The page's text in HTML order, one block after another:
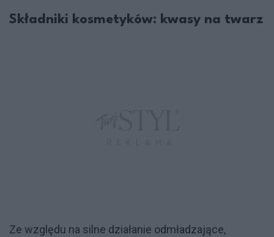
Składniki kosmetyków: kwasy na twarz
Ze względu na silne działanie odmładzające,